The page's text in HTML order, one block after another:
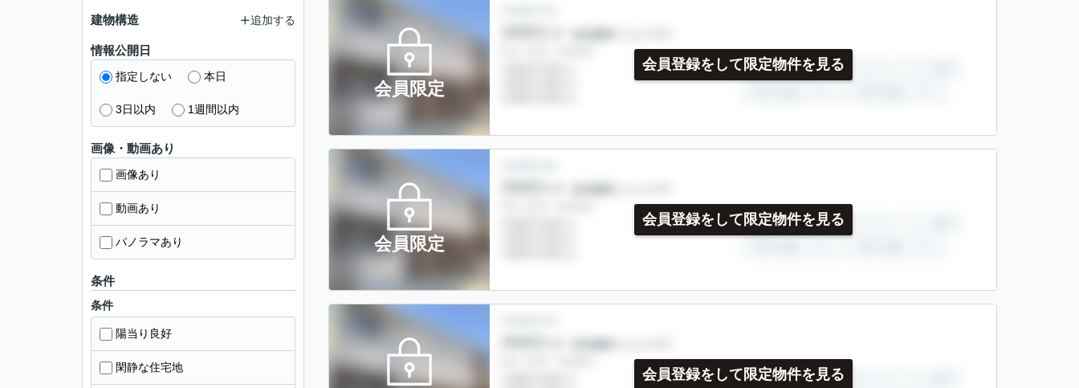
会員限定
会員登録をして限定物件を見る
会員限定
会員登録をして限定物件を見る
会員登録をして限定物件を見る
建物構造 追加する
情報公開日
指定しない 本日
3日以内 1週間以内
画像・動画あり
画像あり
動画あり
パノラマあり
条件
条件
陽当り良好
閑静な住宅地